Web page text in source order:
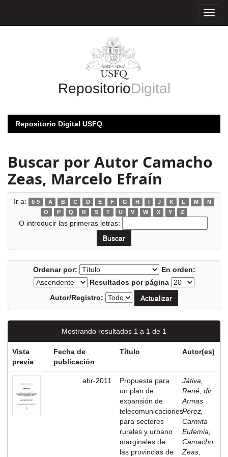
RepositorioDigital
Repositorio Digital USFQ
Buscar por Autor Camacho
Zeas, Marcelo Efraín
Ir a: 0-9 A B C D E F G H I J K L M
N
O
P Q R S T U V W X Y Z
O introducir las primeras letras:
Ordenar por:
En orden:
Resultados por página
Autor/Registro:
Mostrando resultados 1 a 1 de 1
Vista
previa
Fecha de
publicación
Título Autor(es)
abr-2011
Propuesta para
un plan de
expansión de
telecomunicaciones
para sectores
rurales y urbano
marginales de
las provincias de
Játiva,
René, dir. ;
Armas
Pérez,
Carmita
Eufemia;
Camacho
Zeas,